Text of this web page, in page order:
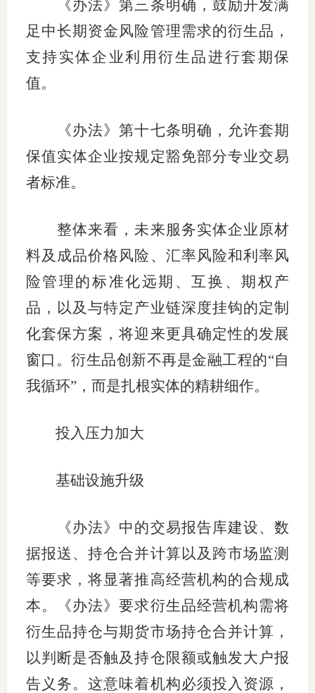
《办法》第三条明确，鼓励开发满
足中长期资金风险管理需求的衍生品，
支持实体企业利用衍生品进行套期保
值。
《办法》第十七条明确，允许套期
保值实体企业按规定豁免部分专业交易
者标准。
整体来看，未来服务实体企业原材
料及成品价格风险、汇率风险和利率风
险管理的标准化远期、互换、期权产
品，以及与特定产业链深度挂钩的定制
化套保方案，将迎来更具确定性的发展
窗口。衍生品创新不再是金融工程的“自
我循环”，而是扎根实体的精耕细作。
投入压力加大
基础设施升级
《办法》中的交易报告库建设、数
据报送、持仓合并计算以及跨市场监测
等要求，将显著推高经营机构的合规成
本。《办法》要求衍生品经营机构需将
衍生品持仓与期货市场持仓合并计算，
以判断是否触及持仓限额或触发大户报
告义务。这意味着机构必须投入资源，